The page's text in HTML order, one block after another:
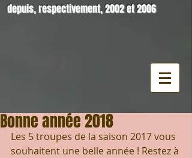
depuis, respectivement, 2002 et 2006
Bonne année 2018
Les 5 troupes de la saison 2017 vous
souhaitent une belle année ! Restez à